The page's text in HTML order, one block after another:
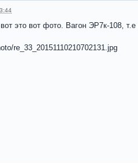
это вот фото. Вагон ЭР7к-108,
re_33_20151110210702131.jpg